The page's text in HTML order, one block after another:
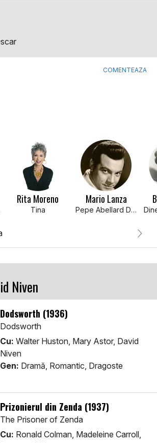
COMENTEAZA
Rita Moreno
Tina
Mario Lanza
Pepe Abellard Duvalle
Niven
Dodsworth (1936)
Dodsworth
Cu: Walter Huston, Mary Astor, David
Niven
Gen: Dramă, Romantic, Dragoste
Prizonierul din Zenda (1937)
The Prisoner of Zenda
Cu: Ronald Colman, Madeleine Carroll,